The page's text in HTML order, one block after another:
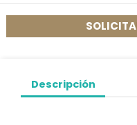
Descripción